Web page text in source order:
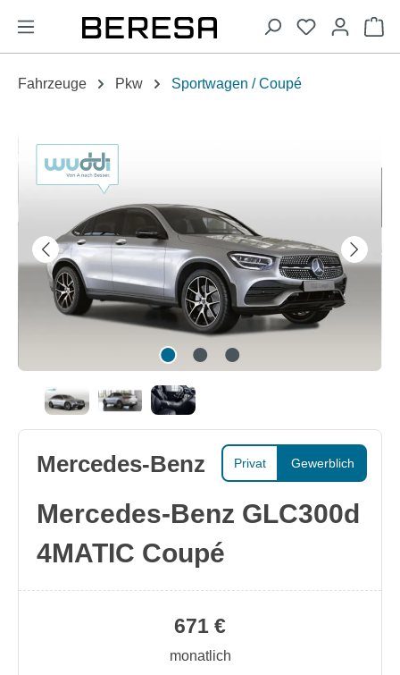
springen
Fahrzeuge Pkw Sportwagen / Coupé
Bildergalerie überspringen
Privat Gewerblich
Mercedes-Benz
Mercedes-Benz GLC300d
4MATIC Coupé
671 €
monatlich